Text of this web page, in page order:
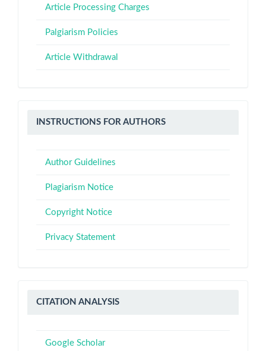
Article Processing Charges
Palgiarism Policies
Article Withdrawal
Instructions
Authors
INSTRUCTIONS FOR AUTHORS
Author Guidelines
Plagiarism Notice
Copyright Notice
Privacy Statement
Citation
CITATION ANALYSIS
Google Scholar